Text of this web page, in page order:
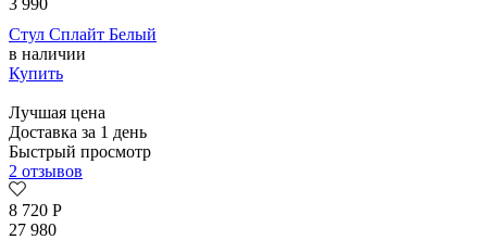
3 990
Стул Сплайт Белый
в наличии
Купить
Лучшая цена
Доставка за 1 день
Быстрый просмотр
2 отзывов
8 720 Р
27 980